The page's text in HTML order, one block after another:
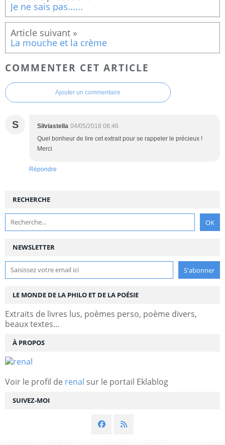
Je ne sais pas......
La mouche et la crème
COMMENTER CET ARTICLE
Ajouter un commentaire
S Silviastella 04/05/2018 08:46
Quel bonheur de lire cet extrait pour se rappeler le précieux !
Merci
Répondre
NEWSLETTER
SUIVEZ-MOI
RECHERCHE
LE MONDE DE LA PHILO ET DE LA POÉSIE
Extraits de livres lus, poèmes perso, poème divers,
beaux textes...
À PROPOS
Voir le profil de renal sur le portail Eklablog